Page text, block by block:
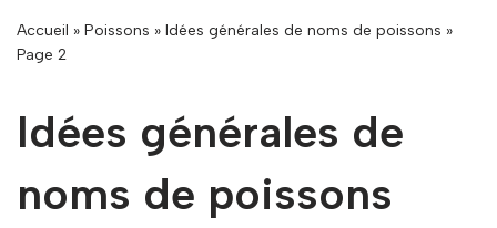
Accueil » Poissons » Idées générales de noms de poissons »
Page 2
Idées générales de
noms de poissons